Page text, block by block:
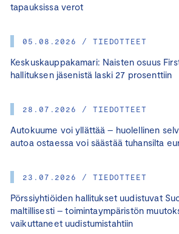
tapauksissa verot
05.08.2026 / TIEDOTTEET
Keskuskauppakamari: Naisten osuus
hallituksen jäsenistä laski 27 prosenttiin
28.07.2026 / TIEDOTTEET
Autokuume voi yllättää – huolellinen
autoa ostaessa voi säästää tuhansilta
23.07.2026 / TIEDOTTEET
Pörssiyhtiöiden hallitukset uudistuvat
maltillisesti – toimintaympäristön
vaikuttaneet uudistumistahtiin